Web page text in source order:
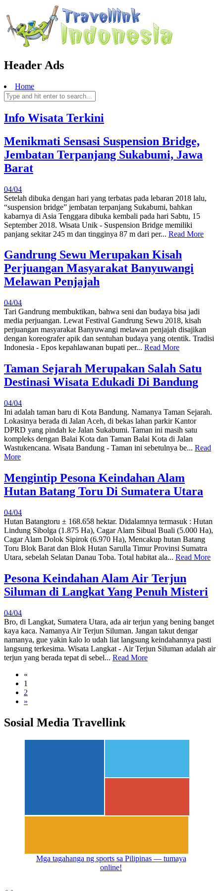
Header Ads
Home
Info Wisata Terkini
Menikmati Sensasi Suspension Bridge,
Jembatan Terpanjang Sukabumi, Jawa
Barat
04/04
Setelah dibuka dengan hari yang terbatas pada lebaran 2018 lalu,
“suspension bridge” jembatan terpanjang Sukabumi, bahkan
kabarnya di Asia Tenggara dibuka kembali pada hari Sabtu, 15
September 2018. Wisata Unik - Suspension Bridge memiliki
panjang sekitar 245 m dan tingginya 87 m dari per... Read More
Gandrung Sewu Merupakan Kisah
Perjuangan Masyarakat Banyuwangi
Melawan Penjajah
04/04
Tari Gandrung membuktikan, bahwa seni dan budaya bisa jadi
media perjuangan. Lewat Festival Gandrung Sewu 2018, kisah
perjuangan masyarakat Banyuwangi melawan penjajah disajikan
dengan koreografer apik dan sentuhan budaya yang otentik. Tradisi
Indonesia - Epos kepahlawanan bupati per... Read More
Taman Sejarah Merupakan Salah Satu
Destinasi Wisata Edukadi Di Bandung
04/04
Ini adalah taman baru di Kota Bandung. Namanya Taman Sejarah.
Lokasinya berada di Jalan Aceh, di bekas lahan parkir Kantor
DPRD yang pindah ke Jalan Sukabumi. Taman ini masih satu
kompleks dengan Balai Kota dan Taman Balai Kota di Jalan
Wastukencana. Wisata Bandung - Taman ini sebetulnya be... Read
More
Mengintip Pesona Keindahan Alam
Hutan Batang Toru Di Sumatera Utara
04/04
Hutan Batangtoru ± 168.658 hektar. Didalamnya termasuk : Hutan
Lindung Sibolga (1.875 Ha), Cagar Alam Sibual Buali (5.000 Ha),
Cagar Alam Dolok Sipirok (6.970 Ha), Mencakup hutan Batang
Toru Blok Barat dan Blok Hutan Sarulla Timur Provinsi Sumatra
Utara, sebelah Selatan Danau Toba. Total habitat ala... Read More
Pesona Keindahan Alam Air Terjun
Siluman di Langkat Yang Penuh Misteri
04/04
Bro, di Langkat, Sumatera Utara, ada air terjun yang bening banget
kaya kaca. Namanya Air Terjun Siluman. Jangan takut dengar
namanya, gue yakin kalo lo udah liat langsung keindahannya pasti
langsung terkesima. Wisata Langkat - Air Terjun Siluman adalah air
terjun yang berada tepat di sebel... Read More
«
1
2
»
Sosial Media Travellink
Mga tagahanga ng sports sa Pilipinas — tumaya
online!